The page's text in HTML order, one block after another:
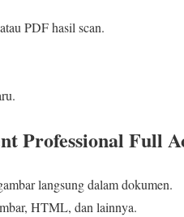
PDF hasil scan.
Professional Full
langsung dalam dokumen.
HTML, dan lainnya.